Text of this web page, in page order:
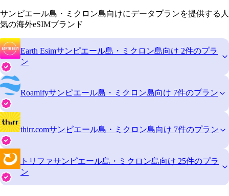
サンピエール島・ミクロン島向けにデータプランを提供する人
気の海外eSIMブランド
Earth Esimサンピエール島・ミクロン島向け 2件のプラ
ン
Roamifyサンピエール島・ミクロン島向け 7件のプラン
thirr.comサンピエール島・ミクロン島向け 7件のプラン
トリファサンピエール島・ミクロン島向け 25件のプラ
ン